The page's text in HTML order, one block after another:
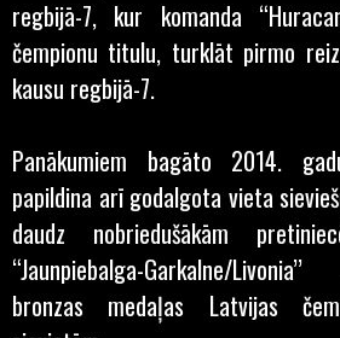
regbijā-7, kur komanda
čempionu titulu, turklāt pirmo
kausu regbijā-7.
Panākumiem bagāto 2014.
papildina arī godalgota vieta
daudz nobriedušākām
“Jaunpiebalga-Garkalne/
bronzas medaļas Latvijas